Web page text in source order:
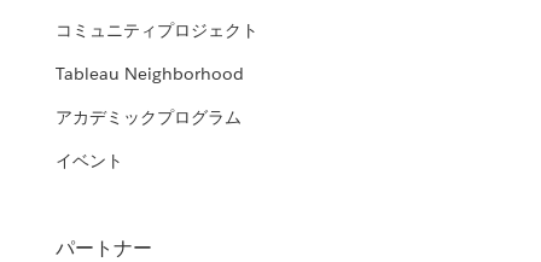
コミュニティプロジェクト
Tableau Neighborhood
アカデミックプログラム
イベント
パートナー